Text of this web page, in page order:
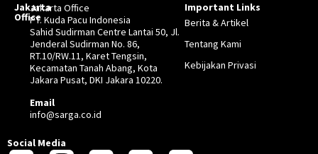
Jakarta
Office
Jakarta Office
PT. Kuda Pacu Indonesia
Sahid Sudirman Centre Lantai 50, Jl.
Jenderal Sudirman No. 86,
RT.10/RW.11, Karet Tengsin,
Kecamatan Tanah Abang, Kota
Jakara Pusat, DKI Jakara 10220.
Email
info@sarga.co.id
Important Links
Berita & Artikel
Tentang Kami
Kebijakan Privasi
Social Media